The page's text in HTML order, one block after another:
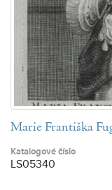
Marie Františka
Katalogové číslo
LS05340